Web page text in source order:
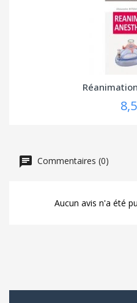
Commentaires (0)
Aucun avis n'a été